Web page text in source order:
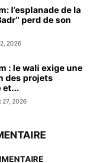
l’esplanade de la
perd de son
2026
: le wali exige une
des projets
et...
27, 2026